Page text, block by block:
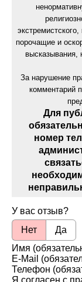
экстремистского,
порочащие и
высказывания,
За нарушение
комментарий
Для
номер
У вас отзыв?
Нет
Да
Имя
E-Mail
Телефон
Я согласен с